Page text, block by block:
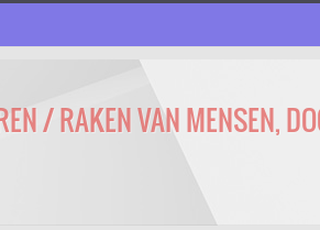
/ RAKEN VAN MENSEN,